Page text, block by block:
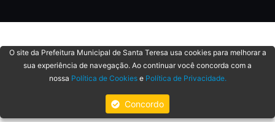
O site da Prefeitura Municipal de Santa Teresa usa cookies para melhorar a
sua experiência de navegação. Ao continuar você concorda com a
nossa Política de Cookiese Política de Privacidade.
Concordo